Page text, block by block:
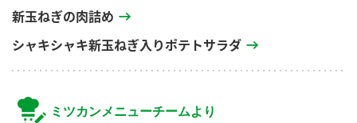
新玉ねぎの肉詰め
シャキシャキ新玉ねぎ入りポテトサラダ
ミツカンメニューチームより